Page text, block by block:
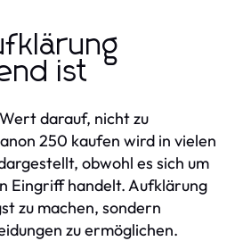
ist
darauf, nicht zu
250 kaufen wird in vielen
obwohl es sich um
Eingriff handelt. Aufklärung
zu machen, sondern
zu ermöglichen.